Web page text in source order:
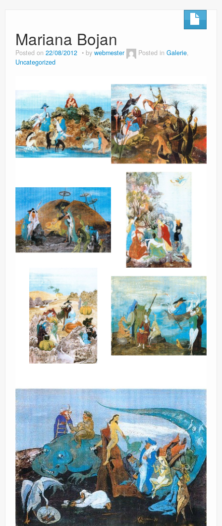
Mariana Bojan
Posted on 22/08/2012 by webmester Posted in Galerie,
Uncategorized